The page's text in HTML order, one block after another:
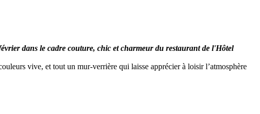
dans le cadre couture, chic et charmeur du restaurant de l'Hôtel
vive, et tout un mur-verrière qui laisse apprécier à loisir l’atmosphère